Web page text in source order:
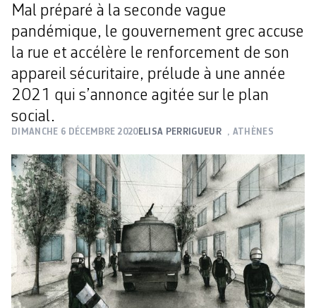
Mal préparé à la seconde vague
pandémique, le gouvernement grec accuse
la rue et accélère le renforcement de son
appareil sécuritaire, prélude à une année
2021 qui s’annonce agitée sur le plan
social.
DIMANCHE 6 DÉCEMBRE 2020ELISA PERRIGUEUR , ATHÈNES